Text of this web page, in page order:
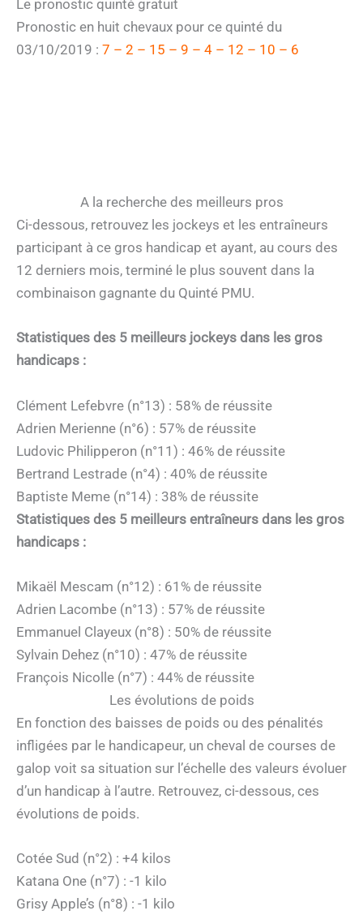
Le pronostic quinté gratuit
Pronostic en huit chevaux pour ce quinté du
03/10/2019 : 7 – 2 – 15 – 9 – 4 – 12 – 10 – 6
A la recherche des meilleurs pros
Ci-dessous, retrouvez les jockeys et les entraîneurs
participant à ce gros handicap et ayant, au cours des
12 derniers mois, terminé le plus souvent dans la
combinaison gagnante du Quinté PMU.
Statistiques des 5 meilleurs jockeys dans les gros
handicaps :
Clément Lefebvre (n°13) : 58% de réussite
Adrien Merienne (n°6) : 57% de réussite
Ludovic Philipperon (n°11) : 46% de réussite
Bertrand Lestrade (n°4) : 40% de réussite
Baptiste Meme (n°14) : 38% de réussite
Statistiques des 5 meilleurs entraîneurs dans les gros
handicaps :
Mikaël Mescam (n°12) : 61% de réussite
Adrien Lacombe (n°13) : 57% de réussite
Emmanuel Clayeux (n°8) : 50% de réussite
Sylvain Dehez (n°10) : 47% de réussite
François Nicolle (n°7) : 44% de réussite
Les évolutions de poids
En fonction des baisses de poids ou des pénalités
infligées par le handicapeur, un cheval de courses de
galop voit sa situation sur l’échelle des valeurs évoluer
d’un handicap à l’autre. Retrouvez, ci-dessous, ces
évolutions de poids.
Cotée Sud (n°2) : +4 kilos
Katana One (n°7) : -1 kilo
Grisy Apple’s (n°8) : -1 kilo